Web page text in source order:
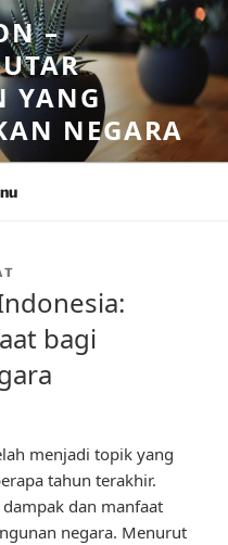
–
YANG
NEGARA
bagi
menjadi topik yang
tahun terakhir.
dan manfaat
negara. Menurut